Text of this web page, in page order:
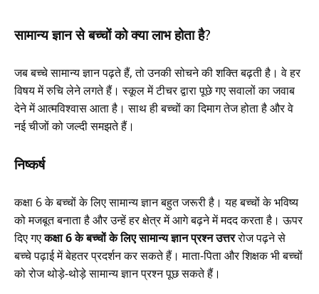
सामान्य ज्ञान से बच्चों को क्या लाभ होता है?
जब बच्चे सामान्य ज्ञान पढ़ते हैं, तो उनकी सोचने की शक्ति बढ़ती है। वे हर
विषय में रुचि लेने लगते हैं। स्कूल में टीचर द्वारा पूछे गए सवालों का जवाब
देने में आत्मविश्वास आता है। साथ ही बच्चों का दिमाग तेज होता है और वे
नई चीजों को जल्दी समझते हैं।
निष्कर्ष
कक्षा 6 के बच्चों के लिए सामान्य ज्ञान बहुत जरूरी है। यह बच्चों के भविष्य
को मजबूत बनाता है और उन्हें हर क्षेत्र में आगे बढ़ने में मदद करता है। ऊपर
दिए गएकक्षा 6 के बच्चों के लिए सामान्य ज्ञान प्रश्न उत्तररोज पढ़ने से
बच्चे पढ़ाई में बेहतर प्रदर्शन कर सकते हैं। माता-पिता और शिक्षक भी बच्चों
को रोज थोड़े-थोड़े सामान्य ज्ञान प्रश्न पूछ सकते हैं।